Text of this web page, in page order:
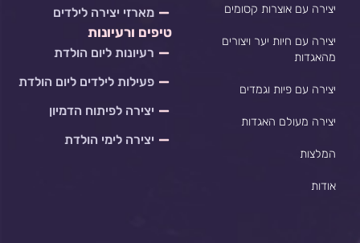
יצירה עם אוצרות קסומים
יצירה עם חיות יער ויצורים
מהאגדות
יצירה עם פיות וגמדים
יצירה מעולם האגדות
המלצות
אודות
מארזי יצירה לילדים
טיפים ורעיונות
רעיונות ליום הולדת
פעילות לילדים ליום הולדת
יצירה לפיתוח הדמיון
יצירה לימי הולדת